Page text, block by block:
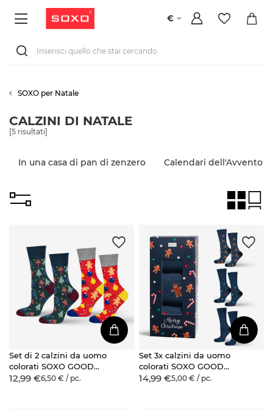
€
SOXO per Natale
CALZINI DI NATALE
[5 risultati]
In una casa di pan di zenzero Calendari dell'Avvento
Set di 2 calzini da uomo
colorati SOXO GOOD
STUFF divertenti Natale
12,99 €6,50 € / pc.
Set 3x calzini da uomo
colorati SOXO GOOD
STUFF calzini in cotone
14,99 €5,00 € / pc.